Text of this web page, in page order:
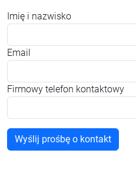
Imię i nazwisko
Email
Firmowy telefon kontaktowy